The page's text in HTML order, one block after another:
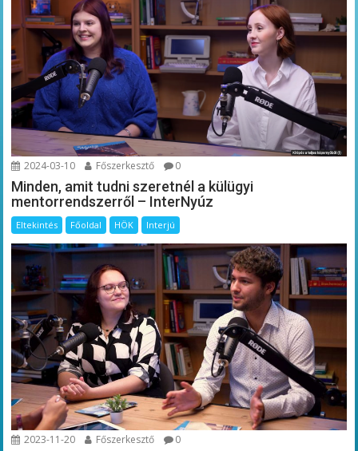
2024-03-10 Főszerkesztő 0
Minden, amit tudni szeretnél a külügyi
mentorrendszerről – InterNyúz
Eltekintés Főoldal HÖK Interjú
2023-11-20 Főszerkesztő 0